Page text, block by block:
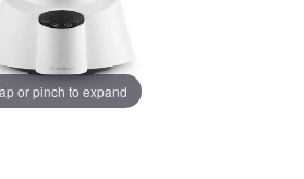
or pinch to expand